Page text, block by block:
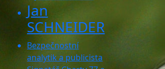
Jan
SCHNEIDER
Bezpečnostní
analytik a publicista